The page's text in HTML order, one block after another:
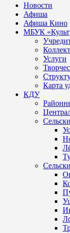
Новости
Афиша
Афиша Кино
МБУК
Услуги
Карта
КДУ